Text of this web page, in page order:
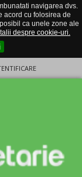
navigarea dvs.
acord cu folosirea de
ca unele zone ale
despre cookie-uri.